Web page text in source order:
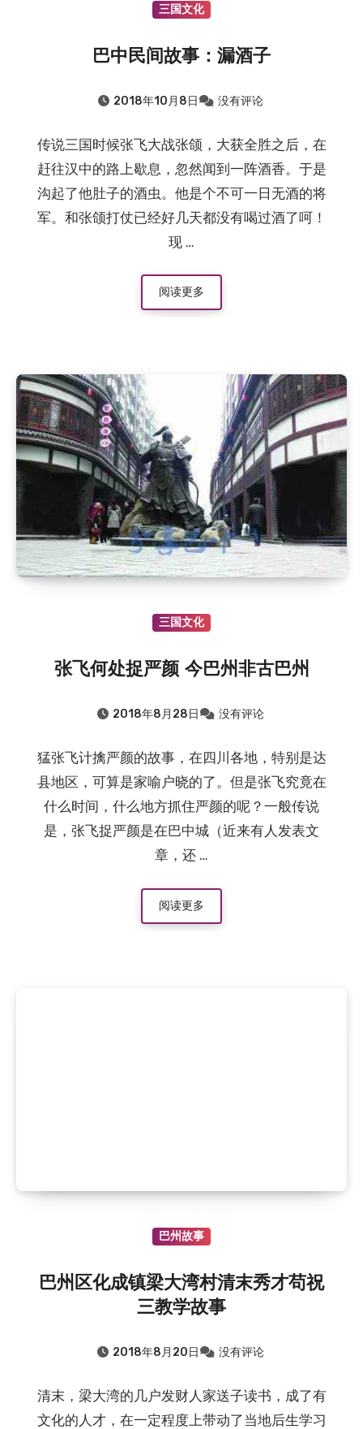
三国文化
巴中民间故事：漏酒子
2018年10月8日 没有评论
传说三国时候张飞大战张颌，大获全胜之后，在
赶往汉中的路上歇息，忽然闻到一阵酒香。于是
沟起了他肚子的酒虫。他是个不可一日无酒的将
军。和张颌打仗已经好几天都没有喝过酒了呵！
现 …
阅读更多
三国文化
张飞何处捉严颜 今巴州非古巴州
2018年8月28日 没有评论
猛张飞计擒严颜的故事，在四川各地，特别是达
县地区，可算是家喻户晓的了。但是张飞究竟在
什么时间，什么地方抓住严颜的呢？一般传说
是，张飞捉严颜是在巴中城（近来有人发表文
章，还 …
阅读更多
巴州故事
巴州区化成镇梁大湾村清末秀才苟祝
三教学故事
2018年8月20日 没有评论
清末，梁大湾的几户发财人家送子读书，成了有
文化的人才，在一定程度上带动了当地后生学习